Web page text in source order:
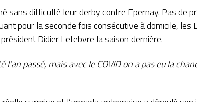
sans difficulté leur derby contre Epernay. Pas de
pour la seconde fois consécutive à domicile,
Didier Lefebvre la saison dernière.
passé, mais avec le COVID on a pas eu la